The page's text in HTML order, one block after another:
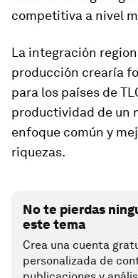
competitiva a nivel
La integración
producción crearía
para los países de
productividad de un
enfoque común y
riquezas.
No te pierdas
este tema
Crea una cuenta
personalizada de